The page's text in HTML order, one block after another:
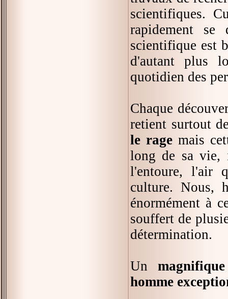
scientifiques.
rapidement se
scientifique est
d'autant plus
quotidien des
Chaque
retient surtout
le rage mais
long de sa vie,
l'entoure, l'air
culture. Nous,
énormément à
souffert de
détermination.
Un
homme